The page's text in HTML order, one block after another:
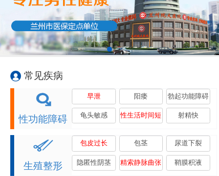
常见疾病
性功能障碍
早泄 阳痿 勃起功能障碍
龟头敏感 性生活时间短 射精快
生殖整形
包皮过长 包茎 尿道下裂
隐匿性阴茎 精索静脉曲张 鞘膜积液